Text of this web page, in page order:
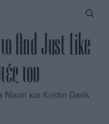
το And Just Like
του
Nixon και Kristin Davis